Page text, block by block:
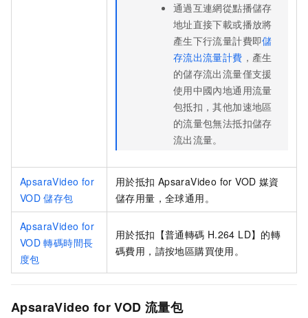
通過互連網從點播儲存
地址直接下載或播放將
產生下行流量計費即儲
存流出流量計費 ，產生
的儲存流出流量僅支援
使用中國內地通用流量
包抵扣，其他加速地區
的流量包無法抵扣儲存
流出流量。
ApsaraVideo for
VOD 儲存包
用於抵扣 ApsaraVideo for VOD 媒資
儲存用量，全球通用。
ApsaraVideo for
VOD 轉碼時間長
度包
用於抵扣【普通轉碼 H.264 LD】的轉
碼費用，請按地區購買使用。
ApsaraVideo for VOD 流量包